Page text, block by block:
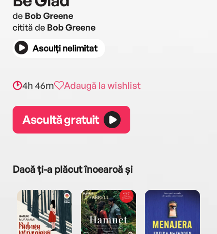
de Bob Greene
citită de Bob Greene
Asculți nelimitat
4h 46m Adaugă la wishlist
Ascultă gratuit
Dacă ți-a plăcut încearcă și